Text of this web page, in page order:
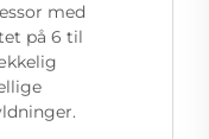
med
på 6 til